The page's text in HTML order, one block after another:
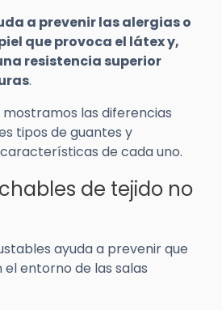
a prevenir las alergias o
que provoca el látex y,
resistencia superior
.
las diferencias
tipos de guantes y
de cada uno.
de tejido no
ayuda a prevenir que
entorno de las salas